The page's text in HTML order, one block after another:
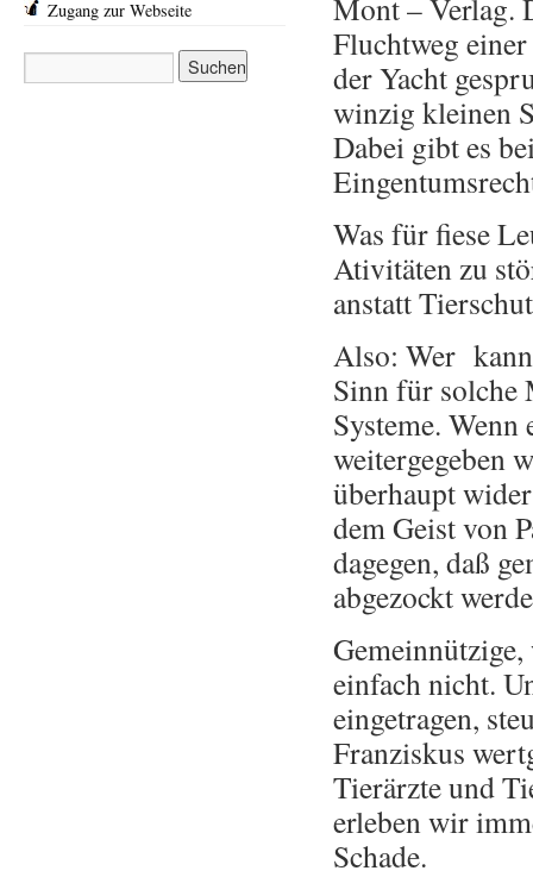
Mont – Verlag.
Fluchtweg
der Yacht
winzig kleinen
Dabei gibt es
Was für fiese
Ativitäten zu
anstatt
Also: Wer
Sinn für solche
Systeme.
weitergegeben
überhaupt
dem Geist von
dagegen, daß
abgezockt
einfach nicht.
eingetragen,
Franziskus
Tierärzte und
erleben wir
Schade.
Zugang zur Webseite